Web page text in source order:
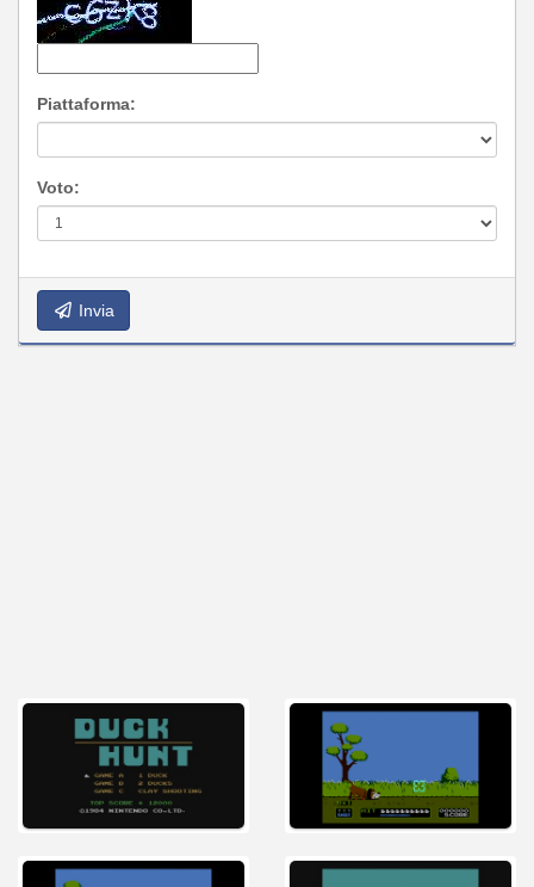
Piattaforma:
Voto:
Invia